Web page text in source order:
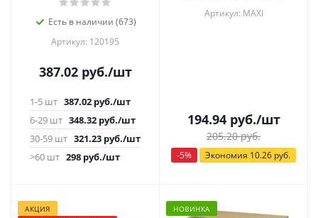
Есть в наличии (673)
Артикул: 120195
387.02руб./шт
1-5 шт 387.02 руб./шт
6-29 шт 348.32 руб./шт
30-59 шт 321.23 руб./шт
>60 шт 298 руб./шт
Артикул: MAXI
194.94руб./шт
205.20руб.
-5% Экономия 10.26 руб.
АКЦИЯ
НОВИНКА